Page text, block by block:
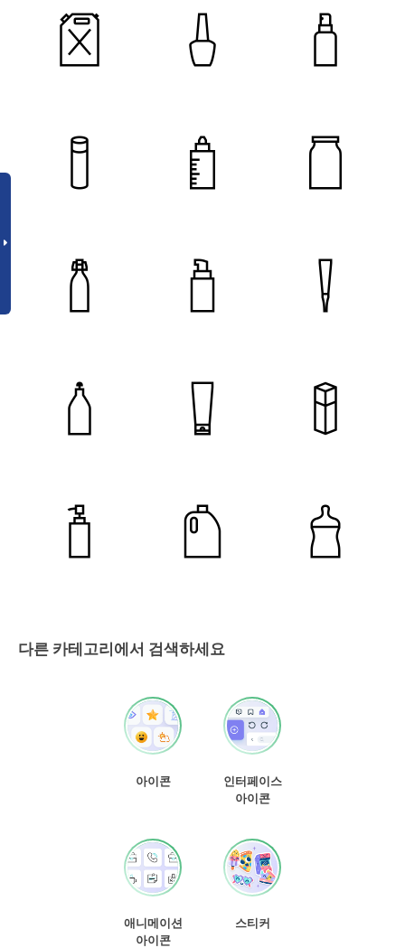
다른 카테고리에서 검색하세요
아이콘
인터페이스
아이콘
애니메이션
아이콘
스티커